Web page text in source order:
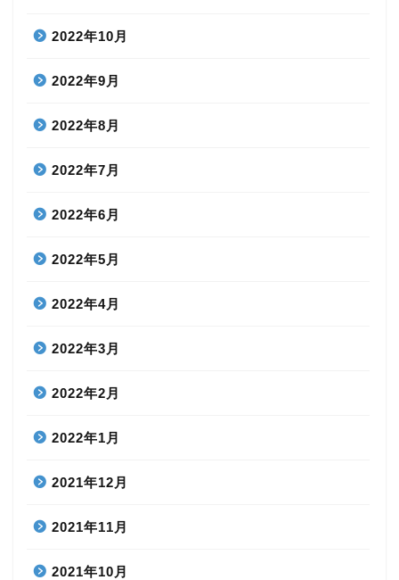
2022年10月
2022年9月
2022年8月
2022年7月
2022年6月
2022年5月
2022年4月
2022年3月
2022年2月
2022年1月
2021年12月
2021年11月
2021年10月